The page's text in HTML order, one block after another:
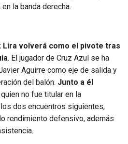
la banda derecha.
Lira volverá como el pivote tras
. El jugador de Cruz Azul se ha
Aguirre como eje de salida y
del balón. Junto a él
quien no fue titular en la
dos encuentros siguientes,
rendimiento defensivo, además